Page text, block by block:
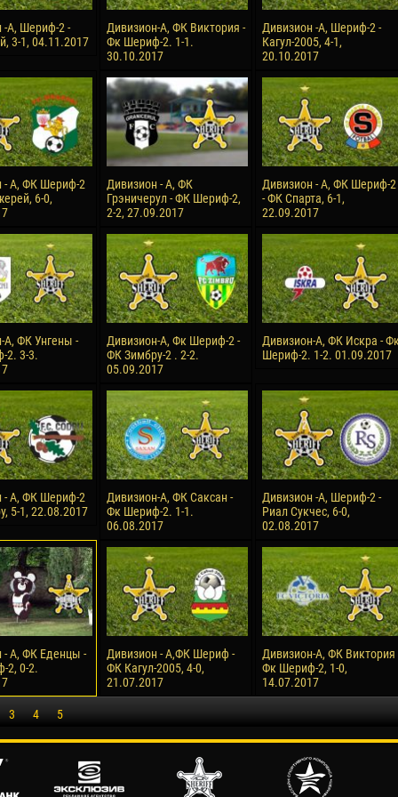
-А, Шериф-2 -
3-1, 04.11.2017
Дивизион-А, ФК Виктория -
Фк Шериф-2. 1-1.
30.10.2017
Дивизион -А, Шериф-2 -
Кагул-2005, 4-1,
20.10.2017
- А, ФК Шериф-2
6-0,
Дивизион - А, ФК
Грэничерул - ФК Шериф-2,
2-2, 27.09.2017
Дивизион - А, ФК Шериф-2
- ФК Спарта, 6-1,
22.09.2017
А, ФК Унгены -
2. 3-3.
Дивизион-А, Фк Шериф-2 -
ФК Зимбру-2 . 2-2.
05.09.2017
Дивизион-А, ФК Искра -
Шериф-2. 1-2. 01.09.2017
- А, ФК Шериф-2
5-1, 22.08.2017
Дивизион-А, ФК Саксан -
Фк Шериф-2. 1-1.
06.08.2017
Дивизион -А, Шериф-2 -
Риал Сукчес, 6-0,
02.08.2017
- А, ФК Еденцы -
2, 0-2.
Дивизион - А,ФК Шериф -
ФК Кагул-2005, 4-0,
21.07.2017
Дивизион-А, ФК Виктория
Фк Шериф-2, 1-0,
14.07.2017
3 4 5